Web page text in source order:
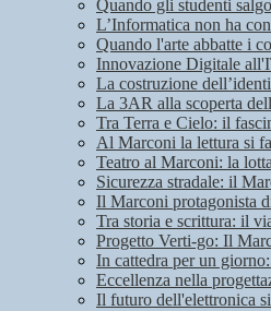
Quando gli studenti
L’Informatica non ha
Quando l'arte abbatte i
Innovazione Digitale
La costruzione
La 3AR alla scoperta
Tra Terra e Cielo: il
Al Marconi la lettura si
Teatro al Marconi: la
Sicurezza stradale: il
Il Marconi protagonista
Tra storia e scrittura: il
Progetto Verti-go: Il
In cattedra per un
Eccellenza nella
Il futuro dell'elettronica